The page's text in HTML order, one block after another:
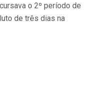
o 2º período de
de três dias na